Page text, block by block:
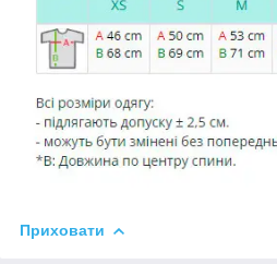
Приховати